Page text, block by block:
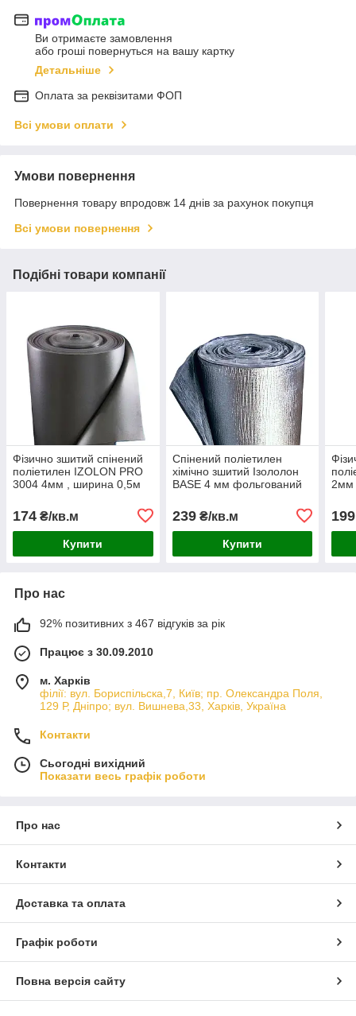
Ви отримаєте замовлення
або гроші повернуться на вашу картку
Детальніше
Оплата за реквізитами ФОП
Всі умови оплати
Умови повернення
Повернення товару впродовж 14 днів за рахунок покупця
Всі умови повернення
Подібні товари компанії
Фізично зшитий спінений
поліетилен IZOLON PRO
3004 4мм , ширина 0,5м
174 ₴/кв.м
Купити
Спінений поліетилен
хімічно зшитий Ізололон
BASE 4 мм фольгований
239₴/кв.м
Купити
2мм
199
Про нас
92% позитивних з 467 відгуків за рік
Працює з 30.09.2010
м. Харків
філії: вул. Бориcпільска,7, Київ; пр. Олександра Поля,
129 Р, Дніпро; вул. Вишнева,33, Харків, Україна
Контакти
Сьогодні вихідний
Показати весь графік роботи
Про нас
Контакти
Доставка та оплата
Графік роботи
Повна версія сайту